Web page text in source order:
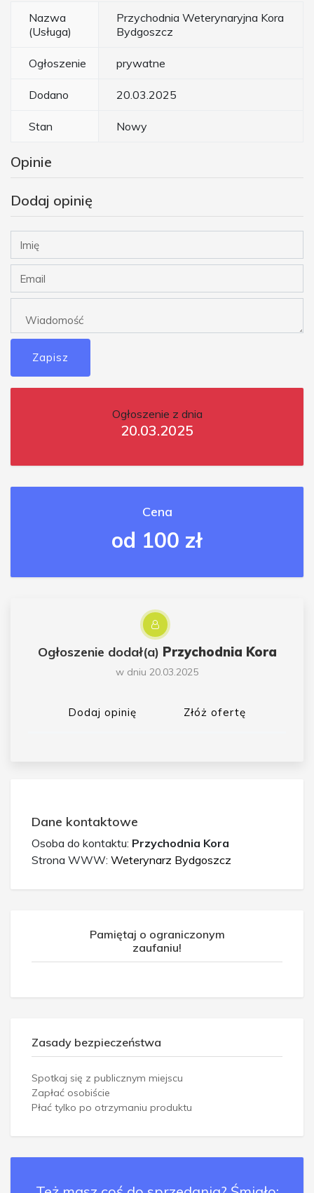
Nazwa
(Usługa)
Przychodnia Weterynaryjna Kora
Bydgoszcz
Ogłoszenie prywatne
Dodano 20.03.2025
Stan Nowy
Opinie
Dodaj opinię
Zapisz
Ogłoszenie z dnia
20.03.2025
Cena
od 100 zł
Ogłoszenie dodał(a) Przychodnia Kora
w dniu 20.03.2025
Dodaj opinię Złóż ofertę
Dane kontaktowe
Osoba do kontaktu: Przychodnia Kora
Strona WWW: Weterynarz Bydgoszcz
Pamiętaj o ograniczonym
zaufaniu!
Zasady bezpieczeństwa
Spotkaj się z publicznym miejscu
Zapłać osobiście
Płać tylko po otrzymaniu produktu